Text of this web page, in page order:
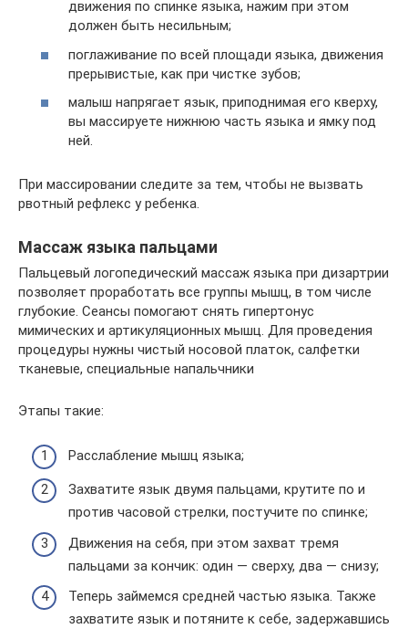
движения по спинке языка, нажим при этом
должен быть несильным;
поглаживание по всей площади языка, движения
прерывистые, как при чистке зубов;
малыш напрягает язык, приподнимая его кверху,
вы массируете нижнюю часть языка и ямку под
ней.
При массировании следите за тем, чтобы не вызвать
рвотный рефлекс у ребенка.
Массаж языка пальцами
Пальцевый логопедический массаж языка при дизартрии
позволяет проработать все группы мышц, в том числе
глубокие. Сеансы помогают снять гипертонус
мимических и артикуляционных мышц. Для проведения
процедуры нужны чистый носовой платок, салфетки
тканевые, специальные напальчники
Этапы такие:
Расслабление мышц языка;
Захватите язык двумя пальцами, крутите по и
против часовой стрелки, постучите по спинке;
Движения на себя, при этом захват тремя
пальцами за кончик: один — сверху, два — снизу;
Теперь займемся средней частью языка. Также
захватите язык и потяните к себе, задержавшись